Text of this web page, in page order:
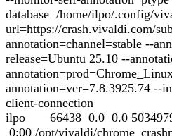
database=/home/ilpo/.config/
url=https://crash.vivaldi.com/
annotation=channel=stable --
release=Ubuntu 25.10 --
annotation=ver=7.8.3925.74 --
client-connection
ilpo 66438 0.0 0.0
0:00 /opt/vivaldi/